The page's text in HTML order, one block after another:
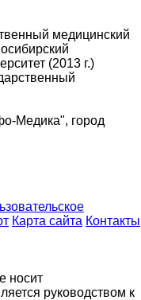
медицинский
(2013 г.)
Медика", город
Карта сайта Контакты
носит
руководством к